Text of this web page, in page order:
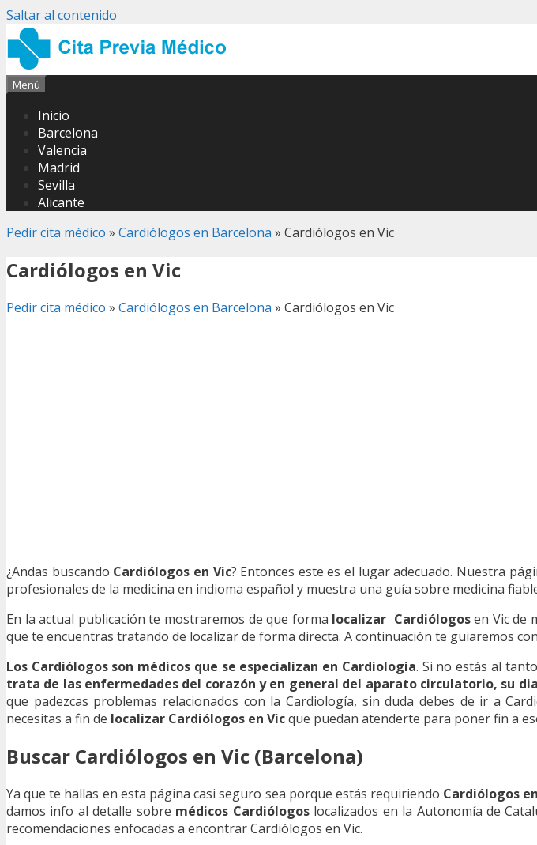
Saltar al contenido
Menú
Inicio
Barcelona
Valencia
Madrid
Sevilla
Alicante
Pedir cita médico » Cardiólogos en Barcelona » Cardiólogos en Vic
Cardiólogos en Vic
Pedir cita médico » Cardiólogos en Barcelona » Cardiólogos en Vic
¿Andas buscando Cardiólogos en Vic? Entonces este es el lugar adecuado. Nuestra
profesionales de la medicina en indioma español y muestra una guía sobre medicina
En la actual publicación te mostraremos de que forma localizar Cardiólogosen Vic de
que te encuentras tratando de localizar de forma directa. A continuación te guiaremos
Los Cardiólogos son médicos que se especializan en Cardiología. Si no estás al
trata de las enfermedades del corazón y en general del aparato circulatorio, su
que padezcas problemas relacionados con la Cardiología, sin duda debes de ir a
necesitas a fin de localizar Cardiólogos en Vicque puedan atenderte para poner fin a
Buscar Cardiólogos en Vic (Barcelona)
Ya que te hallas en esta página casi seguro sea porque estás requiriendo Cardiólogos
damos info al detalle sobre médicos Cardiólogoslocalizados en la Autonomía de
recomendaciones enfocadas a encontrar Cardiólogos en Vic.